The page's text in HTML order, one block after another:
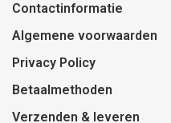
Contactinformatie
Algemene voorwaarden
Privacy Policy
Betaalmethoden
Verzenden & leveren